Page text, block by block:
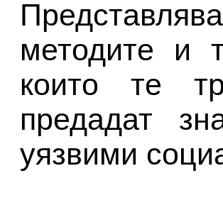
методите и
които те
предадат
уязвими